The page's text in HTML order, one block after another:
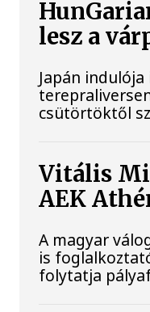
lesz a
Japán indulója
csütörtöktől
Vitális
AEK
A magyar
is
folytatja